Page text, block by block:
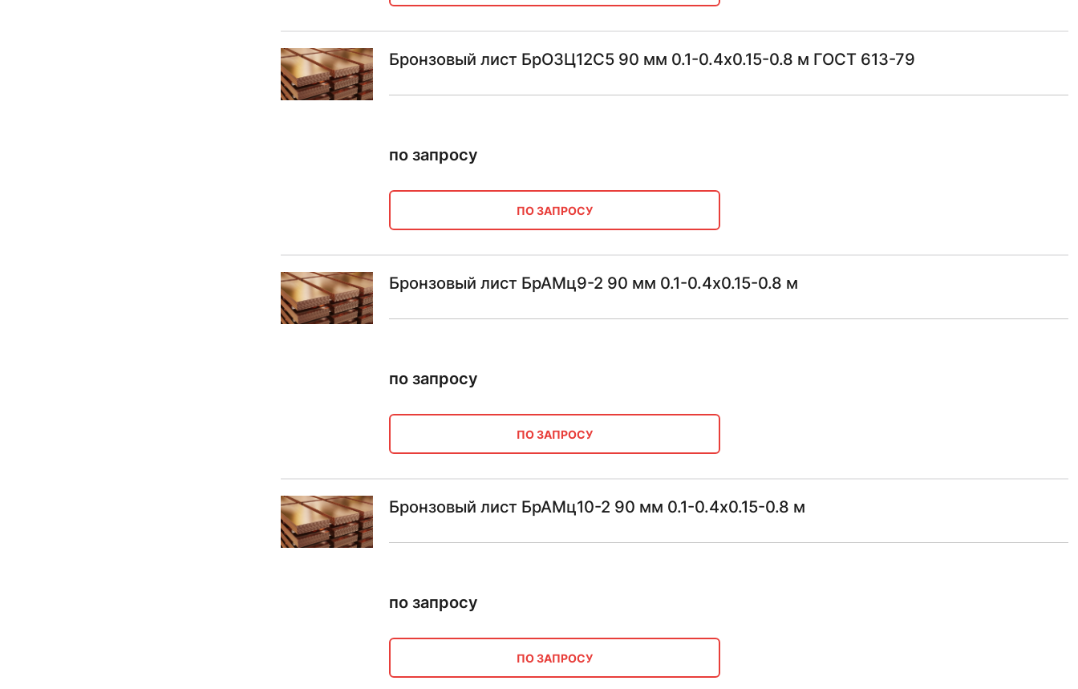
Бронзовый лист БрО3Ц12С5 90 мм 0.1-0.4х0.15-0.8 м ГОСТ 613-79
по запросу
ПО ЗАПРОСУ
Бронзовый лист БрАМц9-2 90 мм 0.1-0.4х0.15-0.8 м
по запросу
ПО ЗАПРОСУ
Бронзовый лист БрАМц10-2 90 мм 0.1-0.4х0.15-0.8 м
по запросу
ПО ЗАПРОСУ